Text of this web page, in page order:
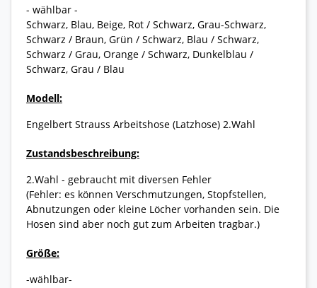
- wählbar -
Schwarz, Blau, Beige, Rot / Schwarz, Grau-Schwarz,
Schwarz / Braun, Grün / Schwarz, Blau / Schwarz,
Schwarz / Grau, Orange / Schwarz, Dunkelblau /
Schwarz, Grau / Blau
Modell:
Engelbert Strauss Arbeitshose (Latzhose) 2.Wahl
Zustandsbeschreibung:
2.Wahl - gebraucht mit diversen Fehler
(Fehler: es können Verschmutzungen, Stopfstellen,
Abnutzungen oder kleine Löcher vorhanden sein. Die
Hosen sind aber noch gut zum Arbeiten tragbar.)
Größe:
-wählbar-